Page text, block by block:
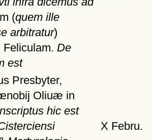
(quem ille
arbitratur)
Feliculam. De
est
Presbyter,
Oliuæ in
hic est
X Febru.